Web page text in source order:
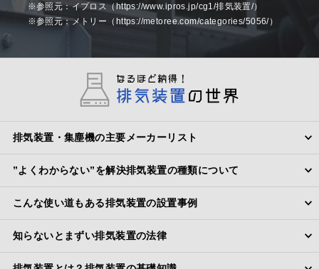
※参照元：イプロス（https://www.ipros.jp/cg1/排気装置/）
※参照元：メトリー（https://metoree.com/categories/5056/）
排気装置・集塵機の主要メーカーリスト
”よくわからない”を解決排気装置の種類について
こんな使い道もある排気装置の設置事例
知らないとまずい排気装置の法律